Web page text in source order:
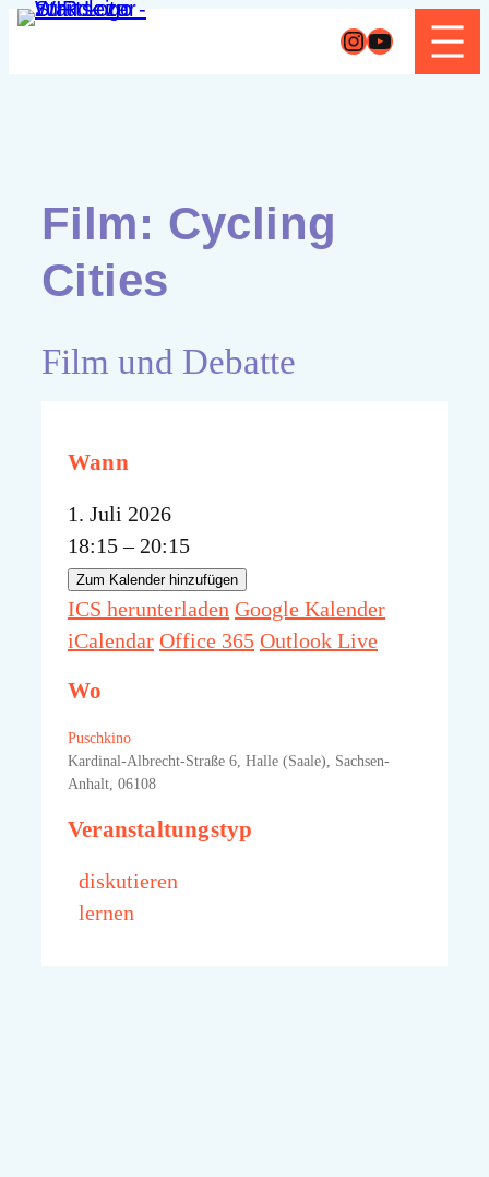
Zum
Instagram
YouTube
Film: Cycling
Cities
Film und Debatte
Wann
1. Juli 2026
18:15 – 20:15
Zum Kalender hinzufügen
ICS herunterladen Google Kalender
iCalendar Office 365 Outlook Live
Wo
Puschkino
Kardinal-Albrecht-Straße 6, Halle (Saale), Sachsen-
Anhalt, 06108
Veranstaltungstyp
diskutieren
lernen